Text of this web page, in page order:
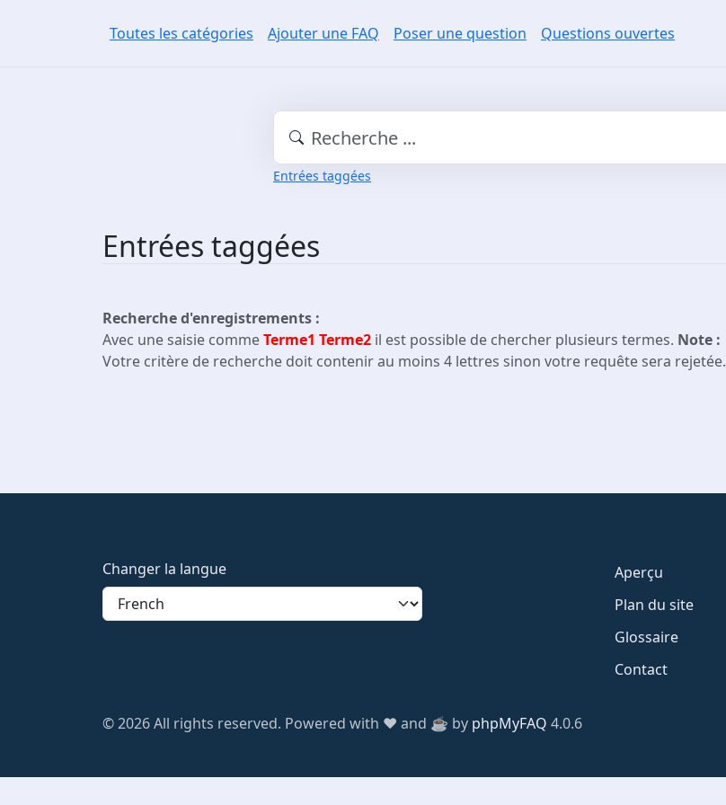
Toutes les catégories Ajouter une FAQ Poser une question Questions ouvertes
Entrées taggées
Entrées taggées
Recherche d'enregistrements :
Avec une saisie commeTerme1 Terme2 il est possible de chercher plusieurs termes. Note :
Votre critère de recherche doit contenir au moins 4 lettres sinon votre requête sera rejetée.
Changer la langue
Aperçu
Plan du site
Glossaire
Contact
© 2026 All rights reserved. Powered with ❤️ and ☕️ by phpMyFAQ 4.0.6